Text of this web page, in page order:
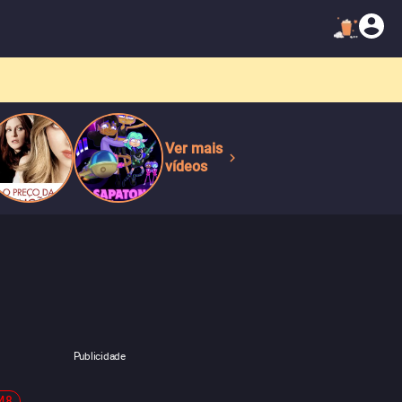
Ver mais
vídeos
Publicidade